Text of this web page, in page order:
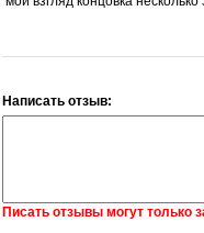
Написать отзыв:
Писать отзывы могут только